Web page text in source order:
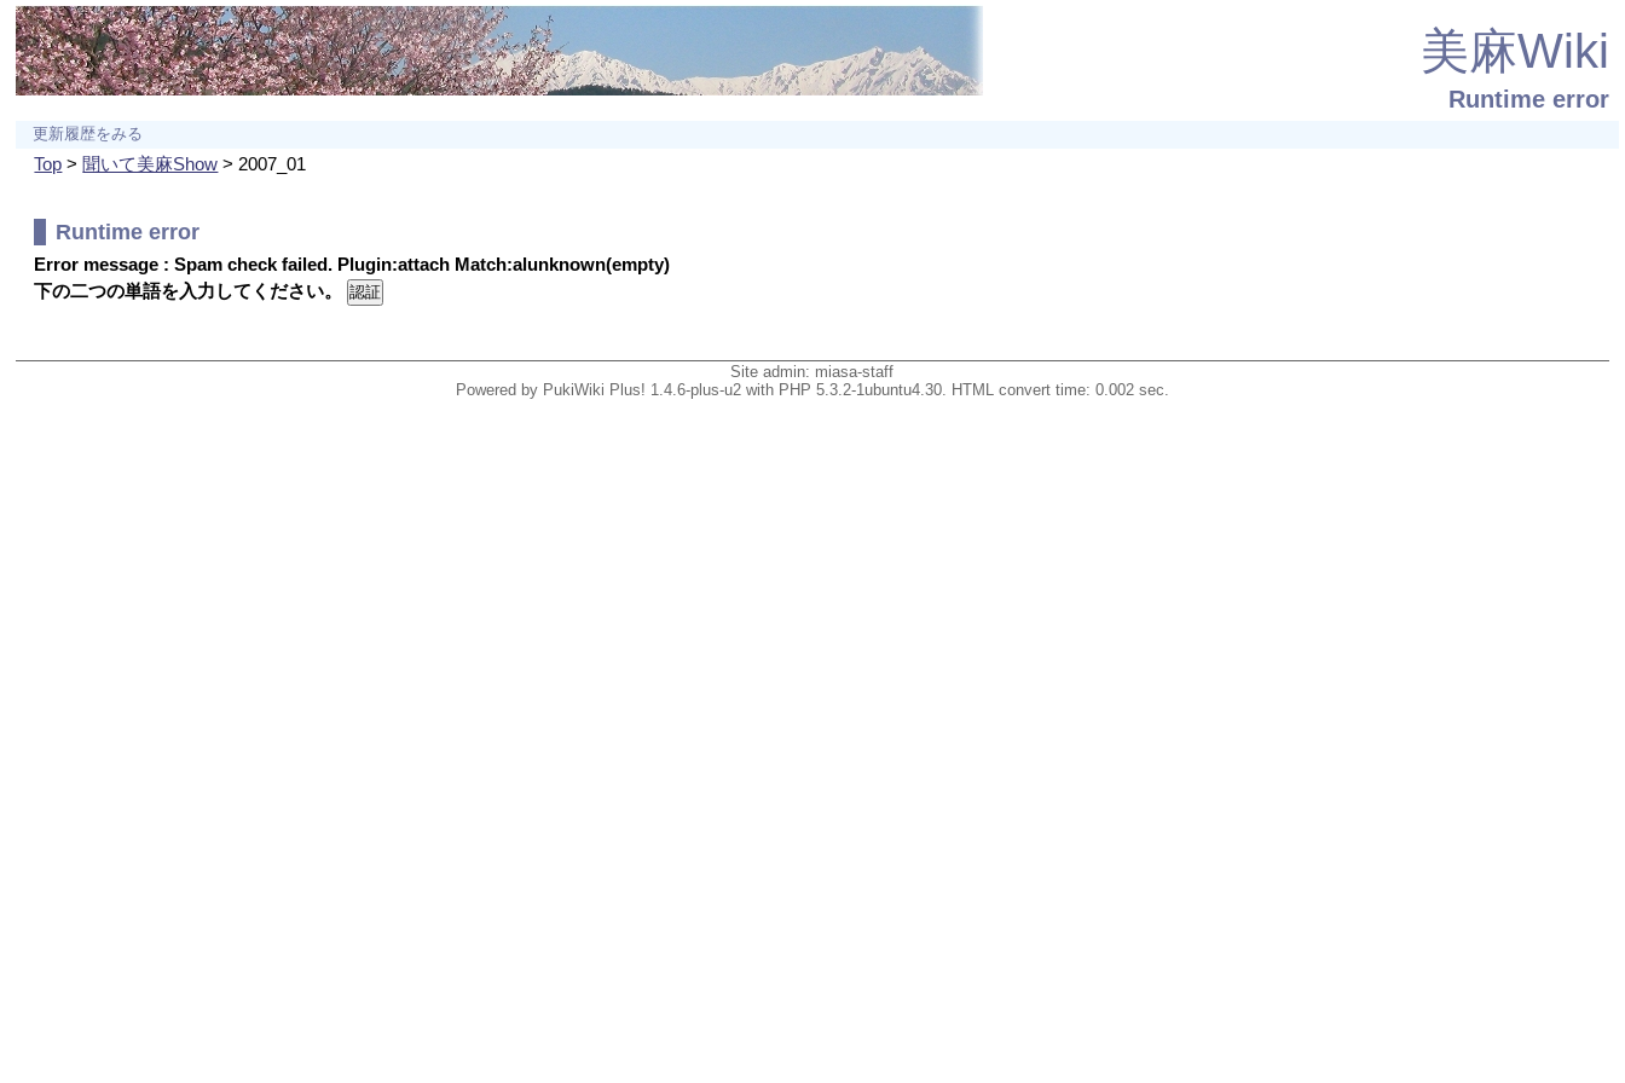
美麻Wiki
Runtime error
更新履歴をみる
Top > 聞いて美麻Show > 2007_01
Runtime error
Error message : Spam check failed. Plugin:attach Match:alunknown(empty)
下の二つの単語を入力してください。
Site admin: miasa-staff
Powered by PukiWiki Plus! 1.4.6-plus-u2 with PHP 5.3.2-1ubuntu4.30. HTML convert time: 0.002 sec.